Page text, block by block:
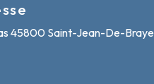
45800 Saint-Jean-De-Braye